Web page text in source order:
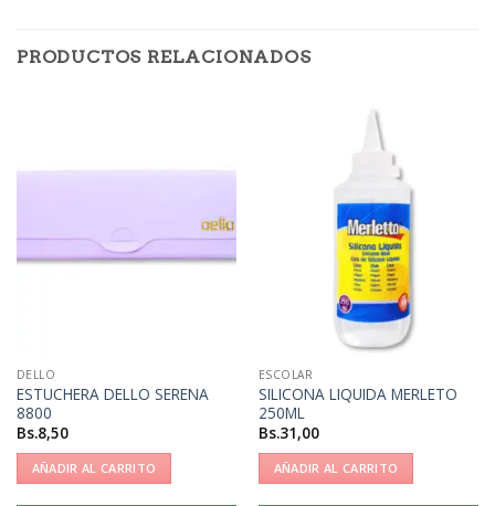
PRODUCTOS RELACIONADOS
DELLO
ESTUCHERA DELLO SERENA
8800
Bs.8,50
AÑADIR AL CARRITO
ESCOLAR
SILICONA LIQUIDA MERLETO
250ML
Bs.31,00
AÑADIR AL CARRITO